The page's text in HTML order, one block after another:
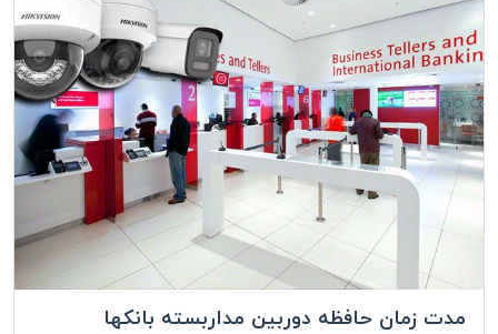
مدت زمان حافظه دوربین مداربسته بانکها